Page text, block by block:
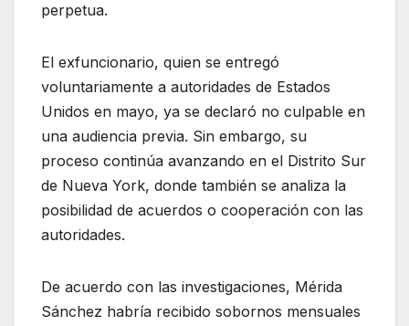
perpetua.
El exfuncionario, quien se entregó
voluntariamente a autoridades de Estados
Unidos en mayo, ya se declaró no culpable en
una audiencia previa. Sin embargo, su
proceso continúa avanzando en el Distrito Sur
de Nueva York, donde también se analiza la
posibilidad de acuerdos o cooperación con las
autoridades.
De acuerdo con las investigaciones, Mérida
Sánchez habría recibido sobornos mensuales